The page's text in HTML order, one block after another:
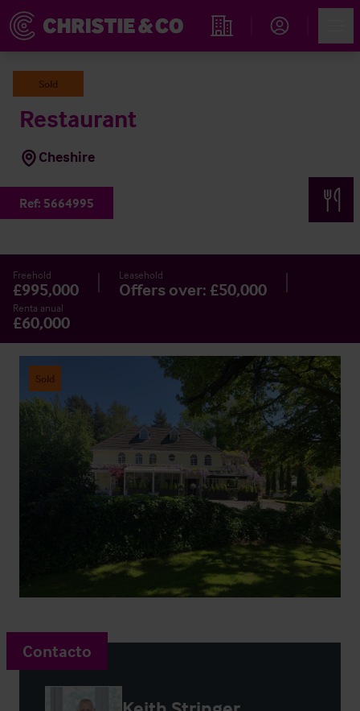
Propiedades
Sold
Restaurant
Cheshire
Ref: 5664995
Freehold
£995,000
Leasehold
Offers over: £50,000
Renta anual
£60,000
Sold
Contacto